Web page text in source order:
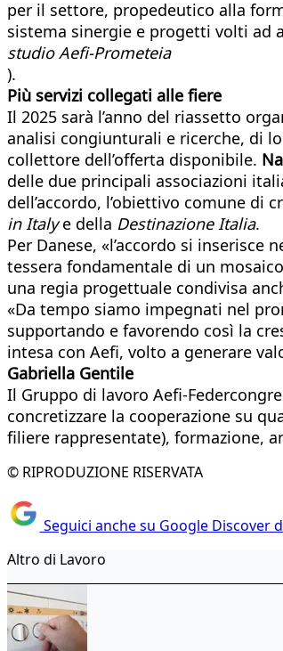
per il settore, propedeutico alla
sistema sinergie e progetti volti ad
studio Aefi-Prometeia
).
Più servizi collegati alle fiere
Il 2025 sarà l’anno del riassetto
analisi congiunturali e ricerche, di
collettore dell’offerta disponibile.
delle due principali associazioni
dell’accordo, l’obiettivo comune di
in Italye della Destinazione Italia.
Per Danese, «l’accordo si
tessera fondamentale di un
una regia progettuale condivisa
«Da tempo siamo impegnati nel
supportando e favorendo così la
intesa con Aefi, volto a generare
Gabriella Gentile
Il Gruppo di lavoro Aefi-
concretizzare la cooperazione su
filiere rappresentate), formazione,
© RIPRODUZIONE RISERVATA
Seguici anche su Google Discover
Altro di Lavoro